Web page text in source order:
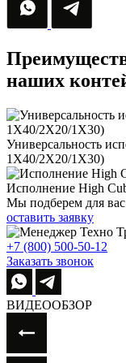
наших
Универсальность
1Х40/2Х20/1Х30)
Исполнение High
Мы подберем для вас
оставить заявку
+7 (800) 500-50-12
Заказать звонок
ВИДЕООБЗОР